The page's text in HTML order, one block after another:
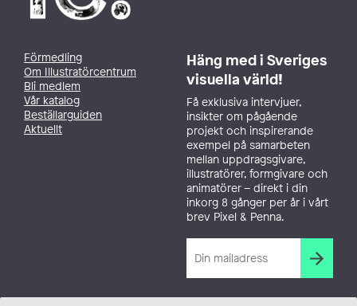
Förmedling
Om Illustratörcentrum
Bli medlem
Vår katalog
Beställarguiden
Aktuellt
Häng med i Sveriges
visuella värld!
Få exklusiva intervjuer,
insikter om pågående
projekt och inspirerande
exempel på samarbeten
mellan uppdragsgivare,
illustratörer, formgivare och
animatörer – direkt i din
inkorg 8 gånger per år i vårt
brev Pixel & Penna.